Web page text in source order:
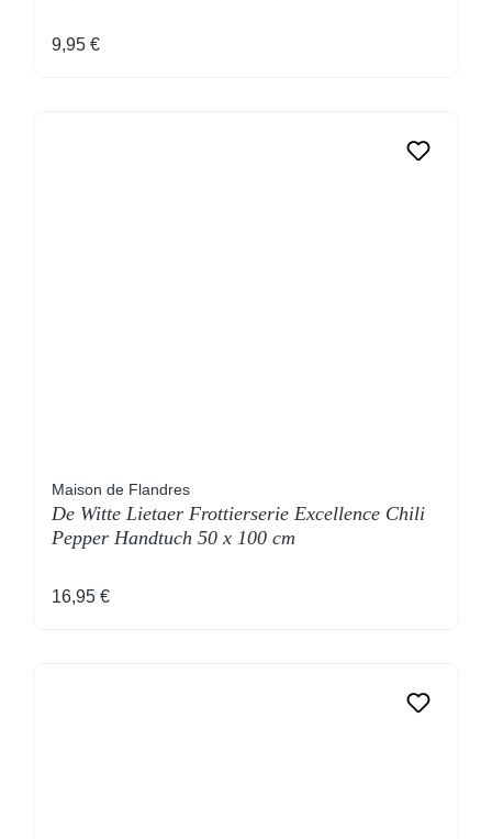
Regulärer Preis:
9,95 €
Maison de Flandres
De Witte Lietaer Frottierserie Excellence Chili
Pepper Handtuch 50 x 100 cm
Regulärer Preis:
16,95 €